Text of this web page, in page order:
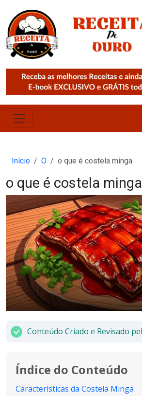
Início O o que é costela minga
o que é costela minga
Conteúdo Criado e Revisado
Índice do Conteúdo
Características da Costela Minga